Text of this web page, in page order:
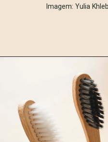
Imagem: Yulia